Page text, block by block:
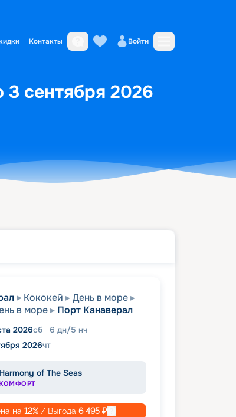
Контакты Войти
3 сентября 2026
Кококей
День в море
в море Порт Канаверал
2026сб 6 дн/5 нч
2026чт
Harmony of The Seas
на 12% / Выгода 6 495 ₽